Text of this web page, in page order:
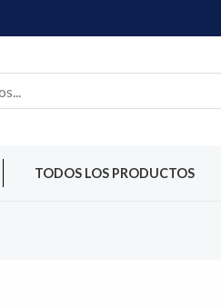
TODOS LOS PRODUCTOS